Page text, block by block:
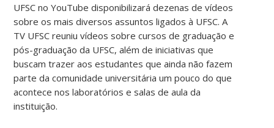
UFSC no YouTube disponibilizará dezenas de vídeos
sobre os mais diversos assuntos ligados à UFSC. A
TV UFSC reuniu vídeos sobre cursos de graduação e
pós-graduação da UFSC, além de iniciativas que
buscam trazer aos estudantes que ainda não fazem
parte da comunidade universitária um pouco do que
acontece nos laboratórios e salas de aula da
instituição.